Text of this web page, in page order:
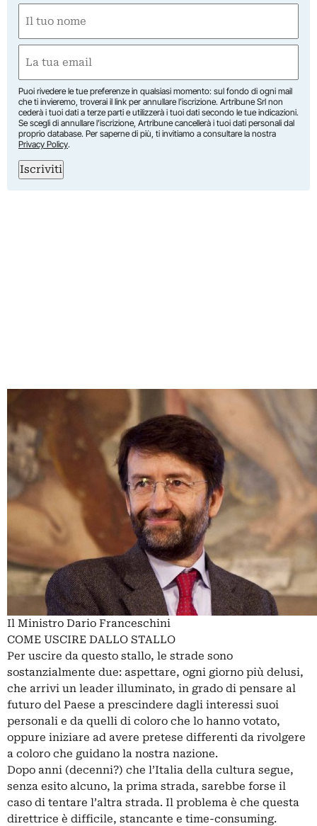
(Required)
First
(Required)
Puoi rivedere le tue preferenze in qualsiasi momento: sul fondo di ogni mail
che ti invieremo, troverai il link per annullare l’iscrizione. Artribune Srl non
cederà i tuoi dati a terze parti e utilizzerà i tuoi dati secondo le tue indicazioni.
Se scegli di annullare l’iscrizione, Artribune cancellerà i tuoi dati personali dal
proprio database. Per saperne di più, ti invitiamo a consultare la nostra
Privacy Policy.
Iscriviti
Il Ministro Dario Franceschini
COME USCIRE DALLO STALLO
Per uscire da questo stallo, le strade sono
sostanzialmente due: aspettare, ogni giorno più delusi,
che arrivi un leader illuminato, in grado di pensare al
futuro del Paese a prescindere dagli interessi suoi
personali e da quelli di coloro che lo hanno votato,
oppure iniziare ad avere pretese differenti da rivolgere
a coloro che guidano la nostra nazione.
Dopo anni (decenni?) che l’Italia della cultura segue,
senza esito alcuno, la prima strada, sarebbe forse il
caso di tentare l’altra strada. Il problema è che questa
direttrice è difficile, stancante e time-consuming.